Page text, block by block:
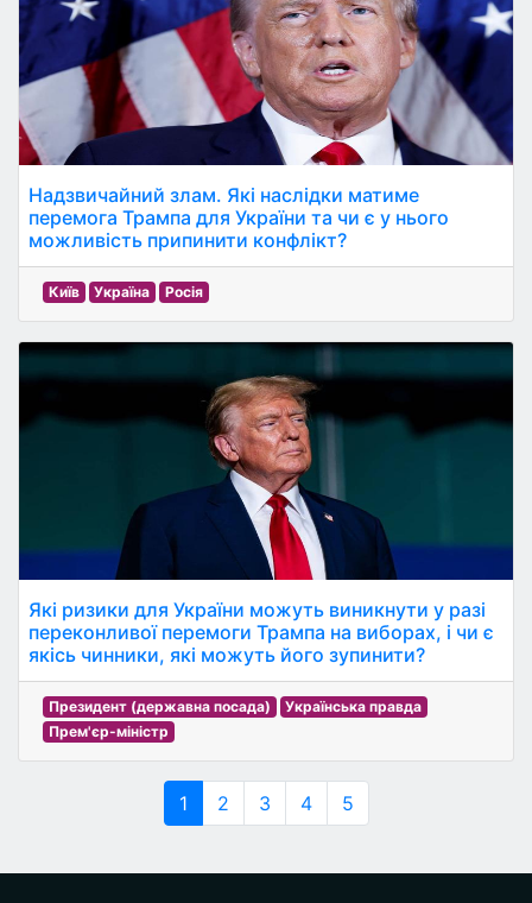
Надзвичайний злам. Які наслідки матиме
перемога Трампа для України та чи є у нього
можливість припинити конфлікт?
Київ Україна Росія
Які ризики для України можуть виникнути у разі
переконливої перемоги Трампа на виборах, і чи є
якісь чинники, які можуть його зупинити?
Президент (державна посада)
Українська правда
Прем'єр-міністр
1 2 3 4 5